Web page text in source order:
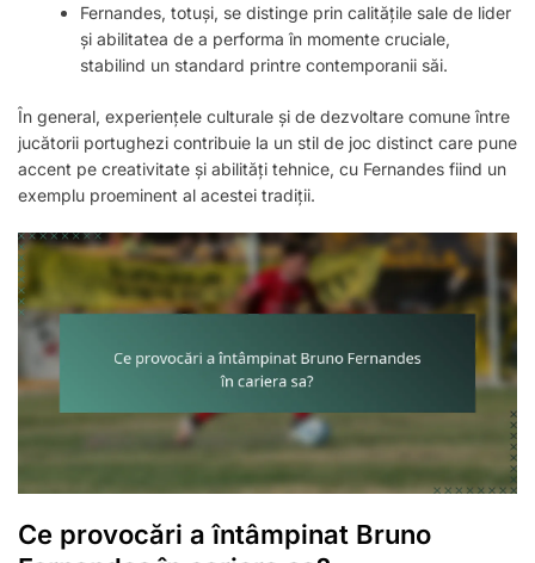
Fernandes, totuși, se distinge prin calitățile sale de lider
și abilitatea de a performa în momente cruciale,
stabilind un standard printre contemporanii săi.
În general, experiențele culturale și de dezvoltare comune între
jucătorii portughezi contribuie la un stil de joc distinct care pune
accent pe creativitate și abilități tehnice, cu Fernandes fiind un
exemplu proeminent al acestei tradiții.
Ce provocări a întâmpinat Bruno